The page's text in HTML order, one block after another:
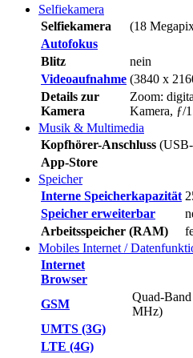
Selfiekamera
Selfiekamera
(18
Autofokus
Blitz
nein
Videoaufnahme (3840 x
Details zur
Kamera
Zoom:
Kamera, ƒ/
Musik & Multimedia
Kopfhörer-Anschluss
App-Store
Speicher
Interne Speicherkapazität
Speicher erweiterbar
Arbeitsspeicher (RAM)
Mobiles Internet /
Internet
Browser
GSM
Quad-
MHz)
UMTS (3G)
LTE (4G)